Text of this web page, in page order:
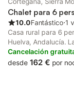
por las dehesas,
cerdos y vacas.
Chalet para 6
10.0Fantástico⋅1
Casa rural para 6
Huelva, Andalucía.
dobles, dos con
matrimonio, además
Cancelación
desde 162 € por